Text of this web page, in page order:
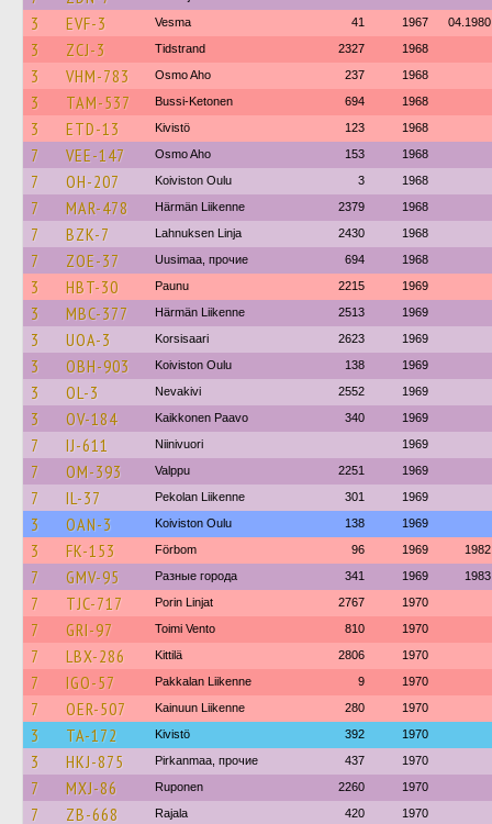
3 EVF-3 Vesma 41 1967 04.1980
3 ZCJ-3 Tidstrand 2327 1968
3 VHM-783 Osmo Aho 237 1968
3 TAM-537 Bussi-Ketonen 694 1968
3 ETD-13 Kivistö 123 1968
7 VEE-147 Osmo Aho 153 1968
7 OH-207 Koiviston Oulu 3 1968
7 MAR-478 Härmän Liikenne 2379 1968
7 BZK-7 Lahnuksen Linja 2430 1968
7 ZOE-37 Uusimaa, прочие 694 1968
3 HBT-30 Paunu 2215 1969
3 MBC-377 Härmän Liikenne 2513 1969
3 UOA-3 Korsisaari 2623 1969
3 OBH-903 Koiviston Oulu 138 1969
3 OL-3 Nevakivi 2552 1969
3 OV-184 Kaikkonen Paavo 340 1969
7 IJ-611 Niinivuori 1969
7 OM-393 Valppu 2251 1969
7 IL-37 Pekolan Liikenne 301 1969
3 OAN-3 Koiviston Oulu 138 1969
3 FK-153 Förbom 96 1969 1982
7 GMV-95 Разные города 341 1969 1983
7 TJC-717 Porin Linjat 2767 1970
7 GRI-97 Toimi Vento 810 1970
7 LBX-286 Kittilä 2806 1970
7 IGO-57 Pakkalan Liikenne 9 1970
7 OER-507 Kainuun Liikenne 280 1970
3 TA-172 Kivistö 392 1970
3 HKJ-875 Pirkanmaa, прочие 437 1970
7 MXJ-86 Ruponen 2260 1970
7 ZB-668 Rajala 420 1970